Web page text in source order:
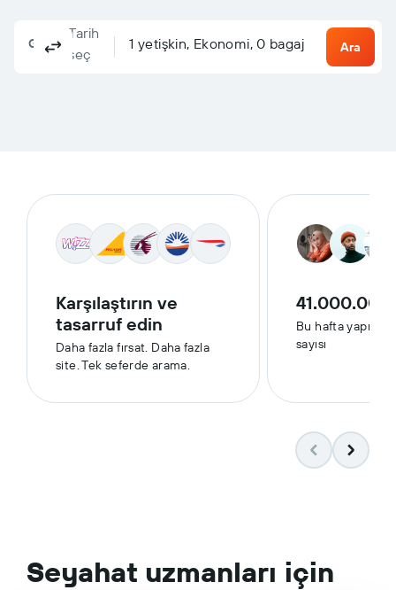
Gidiş dönüş Tek yön Çoklu uçuş
Columbus, OH, ABD - Columbus (CMH)
Nereye?
Tarih
seç
1 yetişkin, Ekonomi, 0 bagaj Ara
Karşılaştırın ve
tasarruf edin
Daha fazla fırsat. Daha fazla
site. Tek seferde arama.
Bu hafta yapılan
sayısı
Seyahat uzmanları için